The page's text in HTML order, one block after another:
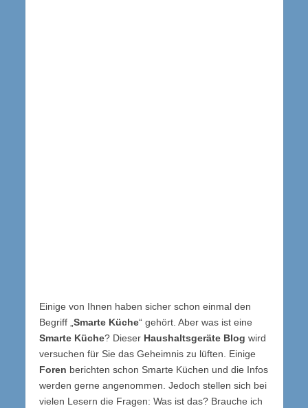
Einige von Ihnen haben sicher schon einmal den
Begriff „ Smarte Küche“ gehört. Aber was ist eine
Smarte Küche? Dieser Haushaltsgeräte Blog wird
versuchen für Sie das Geheimnis zu lüften. Einige
Foren berichten schon Smarte Küchen und die Infos
werden gerne angenommen. Jedoch stellen sich bei
vielen Lesern die Fragen: Was ist das? Brauche ich